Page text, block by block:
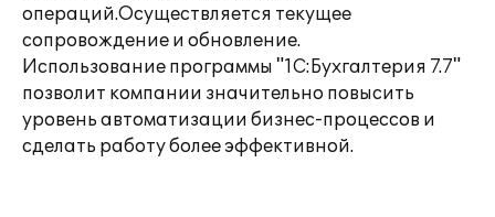
операций.Осуществляется текущее
сопровождение и обновление.
Использование программы "1С:Бухгалтерия 7.7"
позволит компании значительно повысить
уровень автоматизации бизнес-процессов и
сделать работу более эффективной.